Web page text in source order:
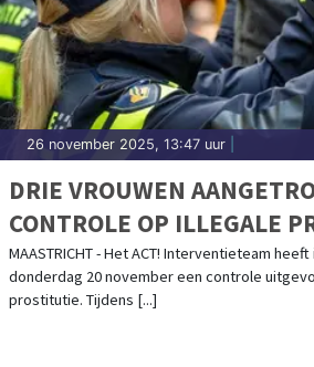
26 november 2025, 13:47 uur
DRIE VROUWEN
CONTROLE OP ILLEGALE
ZUID-LIMBURG
MAASTRICHT - Het ACT! Interventieteam
donderdag 20 november een controle
prostitutie. Tijdens [...]